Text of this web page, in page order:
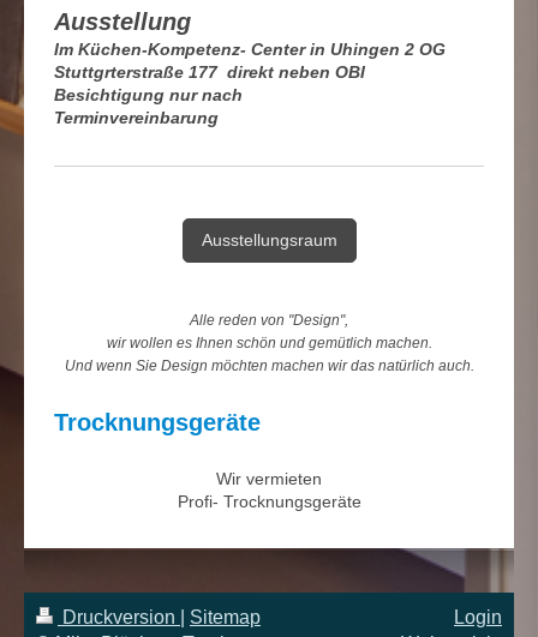
Ausstellung
Im Küchen-Kompetenz- Center in Uhingen 2 OG
Stuttgrterstraße 177 direkt neben OBI
Besichtigung nur nach
Terminvereinbarung
Ausstellungsraum
Alle reden von "Design",
wir wollen es Ihnen schön und gemütlich machen.
Und wenn Sie Design möchten machen wir das natürlich auch.
Trocknungsgeräte
Wir vermieten
Profi- Trocknungsgeräte
Druckversion
Sitemap
Login